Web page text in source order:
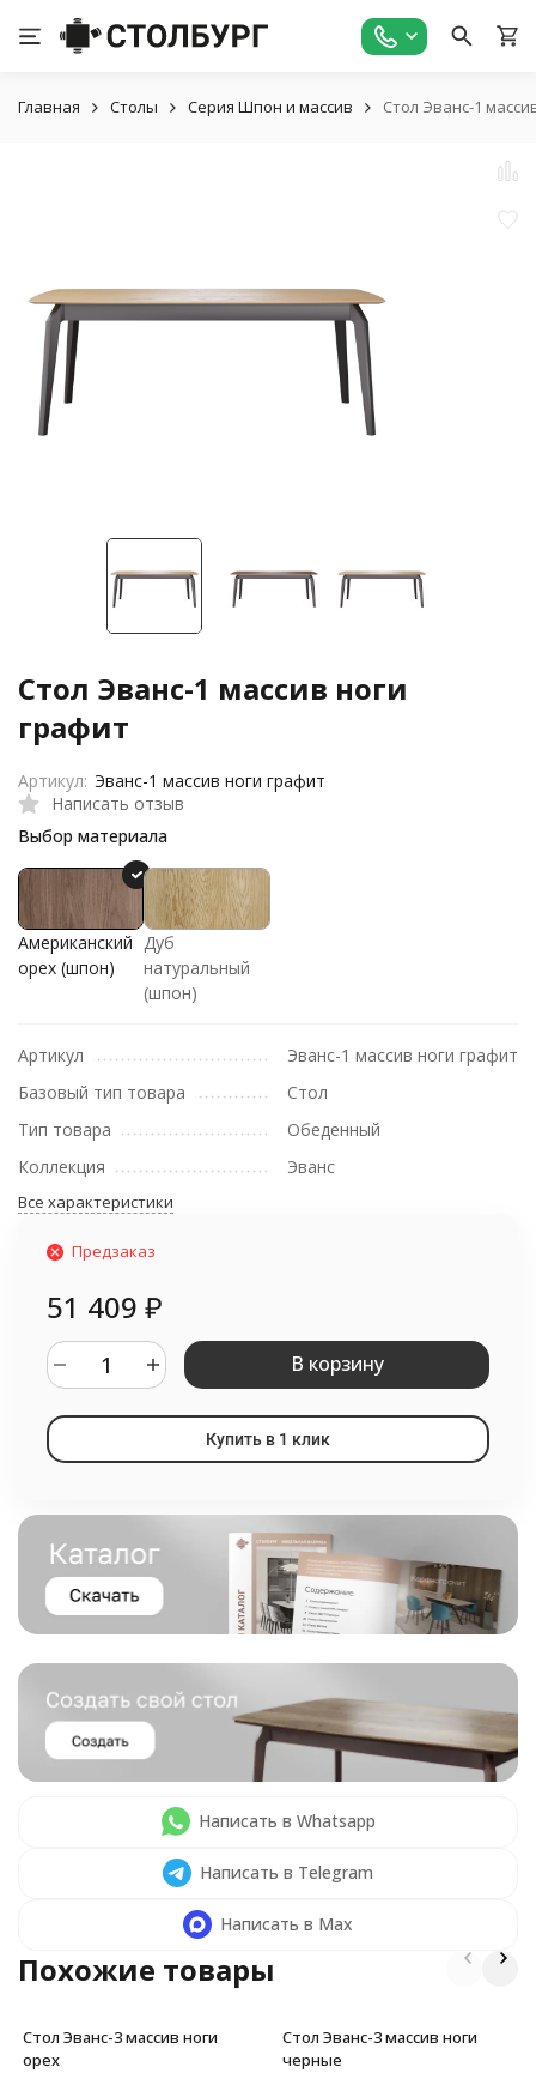
Главная Столы Серия Шпон и массив Стол Эванс-1
Стол Эванс-1 массив ноги
графит
Написать отзыв
Выбор материала
Американский
орех (шпон)
Дуб
натуральный
(шпон)
Артикул: Эванс-1 массив ноги графит
Артикул
Эванс-1 массив ноги графит
Базовый тип товара
Стол
Тип товара
Обеденный
Коллекция
Эванс
Все характеристики
Предзаказ
51 409 ₽
В корзину
Купить в 1 клик
Написать в Whatsapp
Написать в Telegram
Написать в Max
Похожие товары
Стол Эванс-3 массив ноги
орех
Стол Эванс-3 массив ноги
черные